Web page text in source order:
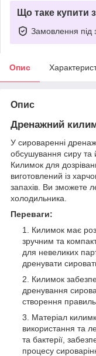
Що таке купити
Замовлення під
Опис
Опис
Дренажний
У сироваренні
обсушування сиру та
Килимок для
виготовлений із
запахів. Ви зможете
холодильника.
Переваги:
Килимок має
зручним та
для невеликих
дренувати
Килимок
дренування
створення
Матеріал
використання та
та бактерії,
процесу